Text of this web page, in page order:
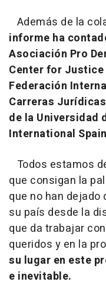
Además de la
informe ha
Asociación Pro
Center for
Federación
Carreras
de la Universidad
International
Todos estamos
que consigan la
que no han dejado
su país desde la
que da trabajar
queridos y en la
su lugar en este
e inevitable.